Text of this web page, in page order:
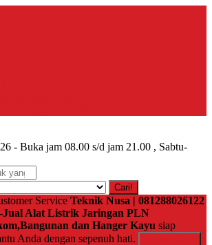
- Buka jam 08.00 s/d jam 21.00 , Sabtu-
Cari!
Service Teknik Nusa | 081288026122
Jual Alat Listrik Jaringan PLN
dan Hanger Kayu siap
Anda dengan sepenuh hati.